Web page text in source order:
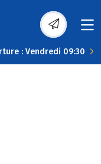
: Vendredi 09:30